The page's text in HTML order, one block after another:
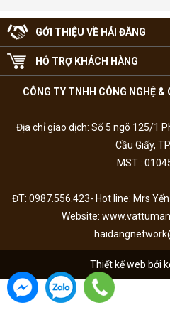
GỚI THIỆU VỀ HẢI ĐĂNG
HỖ TRỢ KHÁCH HÀNG
CÔNG TY TNHH CÔNG NGHỆ
Địa chỉ giao dịch: Số 5 ngõ 125/1
Cầu Giấy,
MST :
ĐT: 0987.556.423- Hot line: Mrs
Website:
Thiết kế web bởi